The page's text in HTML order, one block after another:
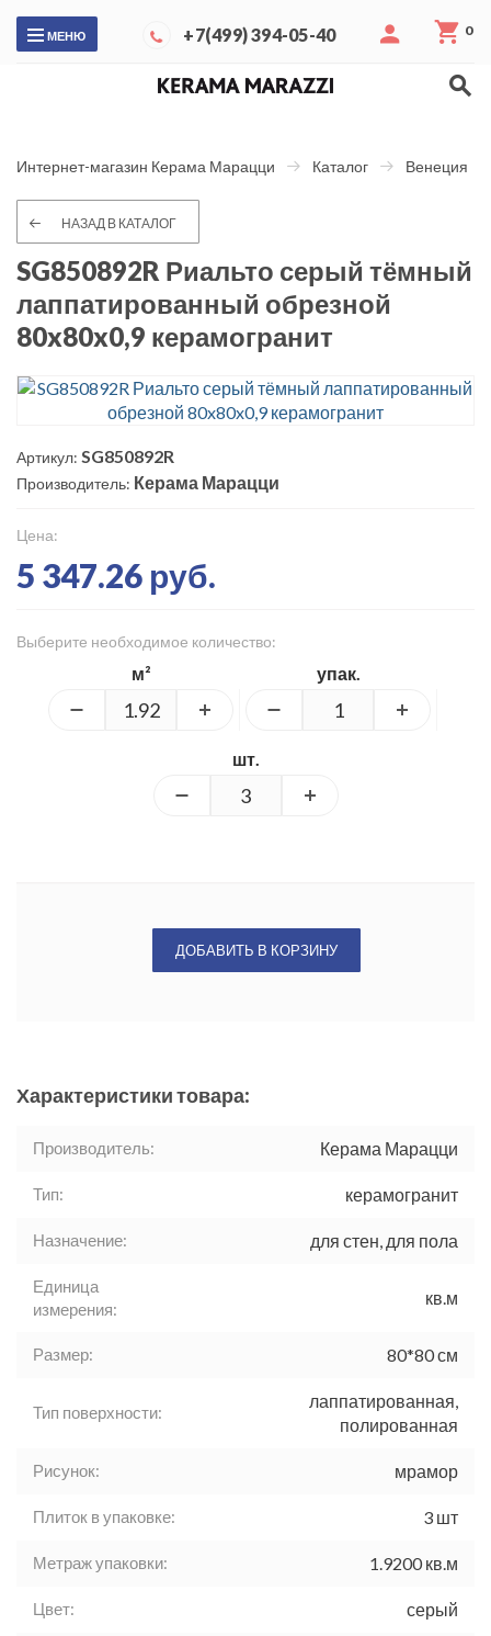
МЕНЮ +7(499) 394-05-40 0
Интернет-магазин Керама Марацци Каталог Венеция
НАЗАД В КАТАЛОГ
SG850892R Риальто серый тёмный
лаппатированный обрезной
80x80x0,9 керамогранит
Артикул: SG850892R
Производитель: Керама Марацци
Цена:
5 347.26 руб.
Выберите необходимое количество:
м² упак.
шт.
ДОБАВИТЬ В КОРЗИНУ
Характеристики товара:
Производитель: Керама Марацци
Тип: керамогранит
Назначение: для стен, для пола
Единица
измерения:
кв.м
Размер: 80*80 см
Тип поверхности:
лаппатированная,
полированная
Рисунок: мрамор
Плиток в упаковке: 3 шт
Метраж упаковки: 1.9200 кв.м
Цвет: серый